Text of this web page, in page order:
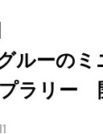
グルーの
ラリー